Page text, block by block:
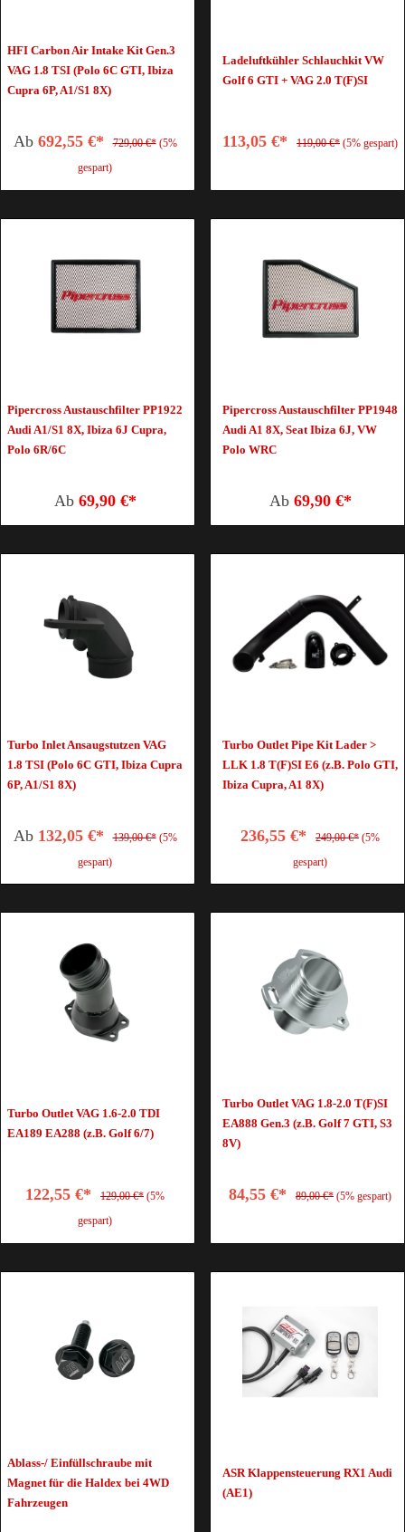
HFI Carbon Air Intake Kit Gen.3
VAG 1.8 TSI (Polo 6C GTI, Ibiza
Cupra 6P, A1/S1 8X)
Ab 692,55 €* 729,00 €* (5%
gespart)
Ladeluftkühler Schlauchkit VW
Golf 6 GTI + VAG 2.0 T(F)SI
113,05 €* 119,00 €* (5% gespart)
Pipercross Austauschfilter PP1922
Audi A1/S1 8X, Ibiza 6J Cupra,
Polo 6R/6C
Ab 69,90 €*
Pipercross Austauschfilter PP1948
Audi A1 8X, Seat Ibiza 6J, VW
Polo WRC
Ab 69,90 €*
Turbo Inlet Ansaugstutzen VAG
1.8 TSI (Polo 6C GTI, Ibiza Cupra
6P, A1/S1 8X)
Ab 132,05 €* 139,00 €* (5%
gespart)
Turbo Outlet Pipe Kit Lader >
LLK 1.8 T(F)SI E6 (z.B. Polo GTI,
Ibiza Cupra, A1 8X)
236,55 €* 249,00 €* (5%
gespart)
Turbo Outlet VAG 1.6-2.0 TDI
EA189 EA288 (z.B. Golf 6/7)
122,55 €* 129,00 €* (5%
gespart)
Turbo Outlet VAG 1.8-2.0 T(F)SI
EA888 Gen.3 (z.B. Golf 7 GTI, S3
8V)
84,55 €* 89,00 €* (5% gespart)
Ablass-/ Einfüllschraube mit
Magnet für die Haldex bei 4WD
Fahrzeugen
ASR Klappensteuerung RX1 Audi
(AE1)